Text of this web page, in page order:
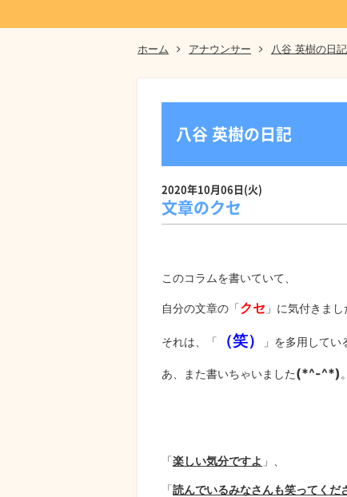
ホーム アナウンサー 八谷 英樹の日記
八谷 英樹の日記
2020年10月06日(火)
文章のクセ
このコラムを書いていて、
自分の文章の「クセ 」に気付きまし
それは、「 （笑） 」を多用してい
あ、また書いちゃいました(*^-^*) 。
「楽しい気分ですよ 」、
「読んでいるみなさんも笑ってくだ